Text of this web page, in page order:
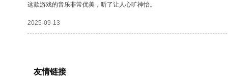
这款游戏的音乐非常优美，听了让人心旷神怡。
2025-09-13
友情链接